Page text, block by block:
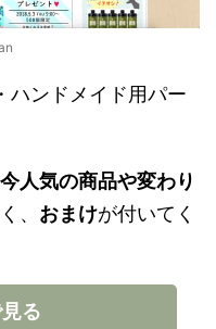
ハンドメイド用パー
今人気の商品や変わり
、 おまけが付いてく
る